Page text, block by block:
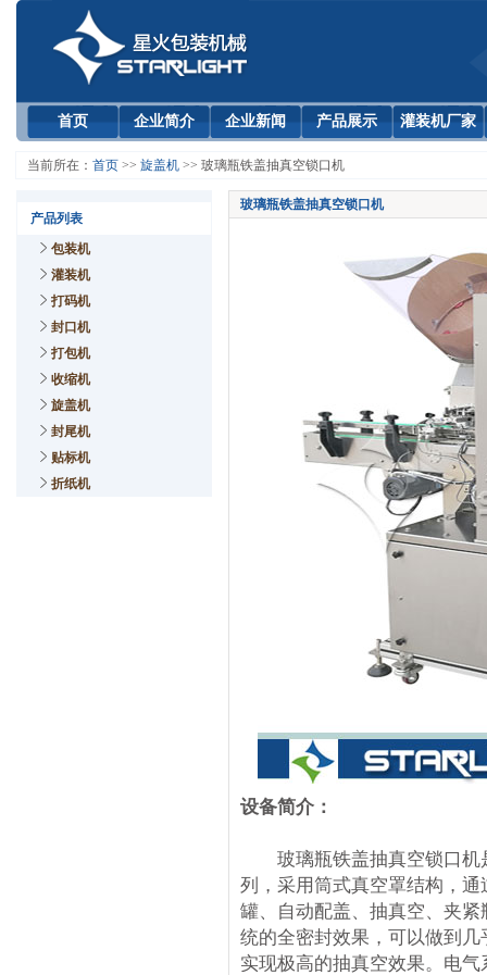
首页 企业简介 企业新闻 产品展示 灌装机厂家
当前所在： 首页 >> 旋盖机 >> 玻璃瓶铁盖抽真空锁口机
产品列表
包装机
灌装机
打码机
封口机
打包机
收缩机
旋盖机
封尾机
贴标机
折纸机
玻璃瓶铁盖抽真空锁口机
设备简介：
玻璃瓶铁盖抽真空锁口机
列，采用筒式真空罩结构，
罐、自动配盖、抽真空、夹
统的全密封效果，可以做到
实现极高的抽真空效果。电